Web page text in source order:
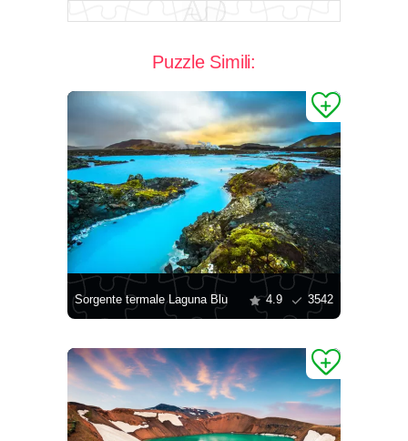
Puzzle Simili:
Sorgente termale Laguna Blu 4.9 3542